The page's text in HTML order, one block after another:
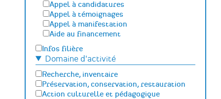
Appel à candidatures
Appel à témoignages
Appel à manifestation
Aide au financement
Infos filière
Domaine d'activité
Recherche, inventaire
Préservation, conservation, restauration
Action culturelle et pédagogique